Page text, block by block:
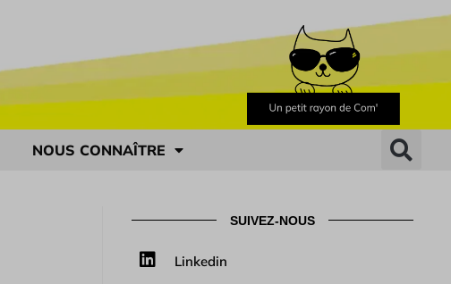
NOUS CONNAÎTRE
SUIVEZ-NOUS
Linkedin